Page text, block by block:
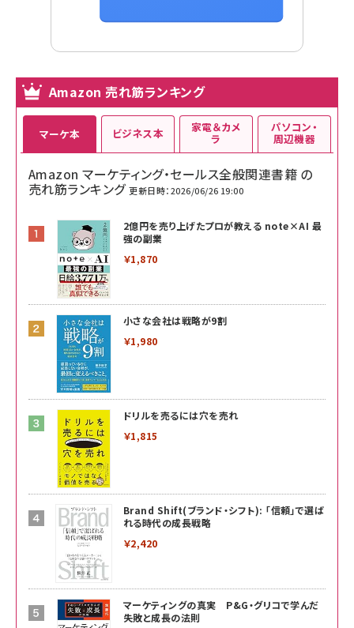
Amazon 売れ筋ランキング
マーケ本
Amazon マーケティング・セールス全般関連書籍 の
売れ筋ランキング 更新日時：2026/06/26 19:00
2億円を売り上げたプロが教える note×AI 最
強の副業
￥1,870
小さな会社は戦略が9割
￥1,980
ドリルを売るには穴を売れ
￥1,815
Brand Shift(ブランド・シフト): 「信頼」で選ば
れる時代の成長戦略
￥2,420
マーケティングの真実 P&G・グリコで学んだ
失敗と成長の法則
ビジネス本 家電＆カメ
ラ
パソコン・
周辺機器